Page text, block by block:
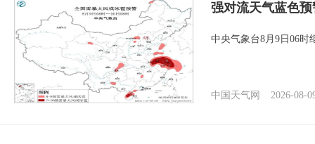
强对流天气蓝色
中央气象台8月9日06时
中国天气网 2026-08-